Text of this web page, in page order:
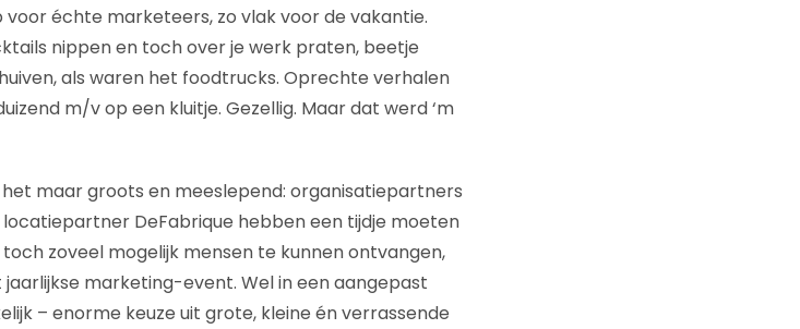
échte marketeers, zo vlak voor de vakantie.
nippen en toch over je werk praten, beetje
als waren het foodtrucks. Oprechte verhalen
m/v op een kluitje. Gezellig. Maar dat werd ‘m
het maar groots en meeslepend: organisatiepartners
locatiepartner DeFabrique hebben een tijdje moeten
zoveel mogelijk mensen te kunnen ontvangen,
marketing-event. Wel in een aangepast
– enorme keuze uit grote, kleine én verrassende